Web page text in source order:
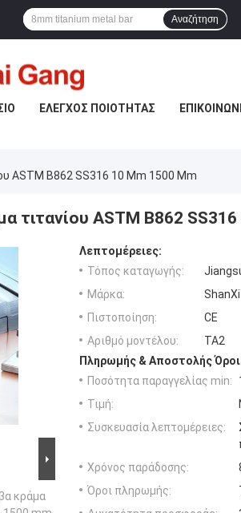
Αναζήτηση
ΈΛΕΓΧΟΣ ΠΟΙΌΤΗΤΑΣ
ASTM B862 SS316 10 Mm 1500 Mm
τιτανίου ASTM B862
κράμα
Λεπτομέρειες:
Τόπος καταγωγής:
Μάρκα:
Πιστοποίηση:
CE
Αριθμό μοντέλου:
TA2
Πληρωμής & Αποστολής
Ποσότητα παραγγελίας min:
Τιμή:
Συσκευασία λεπτομέρειες:
Χρόνος παράδοσης:
Όροι πληρωμής: